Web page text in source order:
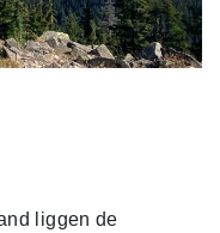
liggen de